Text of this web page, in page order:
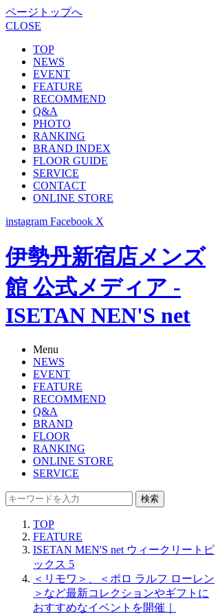
ページトップへ
CLOSE
TOP
NEWS
EVENT
FEATURE
RECOMMEND
Q&A
PHOTO
RANKING
BRAND INDEX
FLOOR GUIDE
SERVICE
CONTACT
ONLINE STORE
instagram Facebook X
伊勢丹新宿店メンズ
館 公式メディア -
ISETAN NEN'S net
Menu
NEWS
EVENT
FEATURE
RECOMMEND
Q&A
BRAND
FLOOR
RANKING
ONLINE STORE
SERVICE
検索
TOP
FEATURE
ISETAN MEN'S net ウィークリートピ
ックス 5
＜リモワ＞、＜ポロ ラルフ ローレン
＞など最新コレクションやギフトに
おすすめなイベントを開催｜